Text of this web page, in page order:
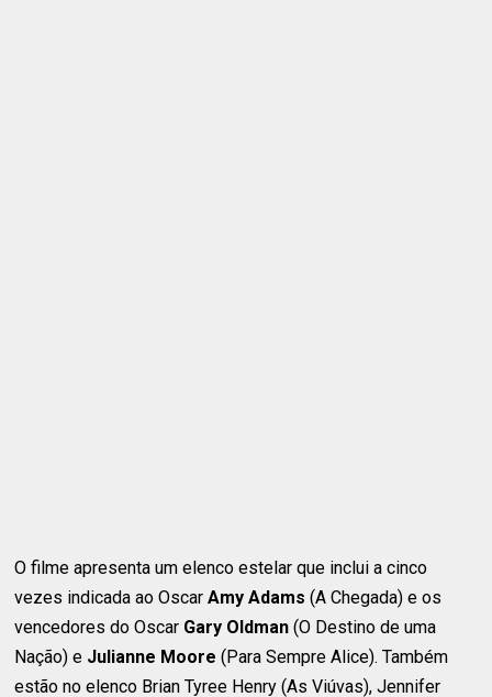
O filme apresenta um elenco estelar que inclui a cinco
vezes indicada ao Oscar Amy Adams (A Chegada) e os
vencedores do Oscar Gary Oldman(O Destino de uma
Nação) e Julianne Moore (Para Sempre Alice). Também
estão no elenco Brian Tyree Henry (As Viúvas), Jennifer